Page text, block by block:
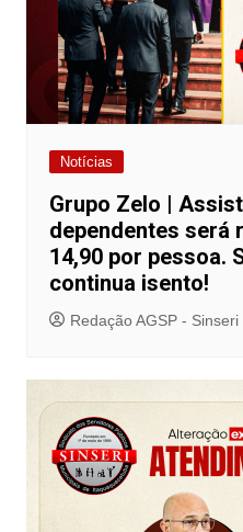
Notícias
Grupo Zelo |
dependentes será
14,90 por pessoa.
continua isento!
Redação AGSP - Sinseri